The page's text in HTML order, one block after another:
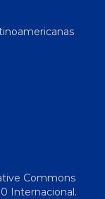
Commons
Internacional.